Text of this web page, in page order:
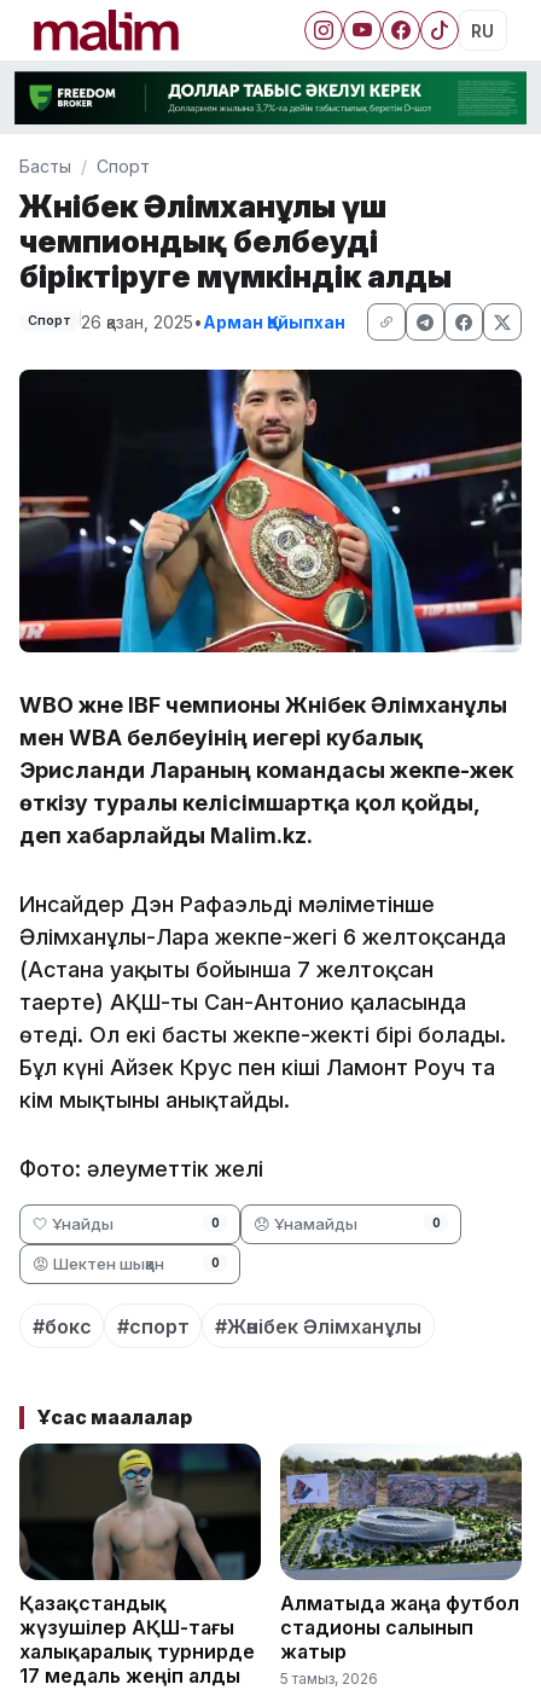
RU
Басты Спорт
Жәнібек Әлімханұлы үш
чемпиондық белбеуді
біріктіруге мүмкіндік алды
Спорт 26 қазан, 2025•Арман Қайыпхан
WBO және IBF чемпионы Жәнібек Әлімханұлы
мен WBA белбеуінің иегері кубалық
Эрисланди Лараның командасы жекпе-жек
өткізу туралы келісімшартқа қол қойды,
деп хабарлайды Malim.kz.
Инсайдер Дэн Рафаэльдің мәліметінше
Әлімханұлы-Лара жекпе-жегі 6 желтоқсанда
(Астана уақыты бойынша 7 желтоқсан
таңертең) АҚШ-тың Сан-Антонио қаласында
өтеді. Ол екі басты жекпе-жектің бірі болады.
Бұл күні Айзек Крус пен кіші Ламонт Роуч та
кім мықтыны анықтайды.
Фото: әлеуметтік желі
🤍 Ұнайды 0 😞 Ұнамайды 0
😡 Шектен шыққан 0
#бокс #спорт #Жәнібек Әлімханұлы
Ұқсас мақалалар
Қазақстандық
жүзушілер АҚШ-тағы
халықаралық турнирде
17 медаль жеңіп алды
Алматыда жаңа футбол
стадионы салынып
жатыр
5 тамыз, 2026